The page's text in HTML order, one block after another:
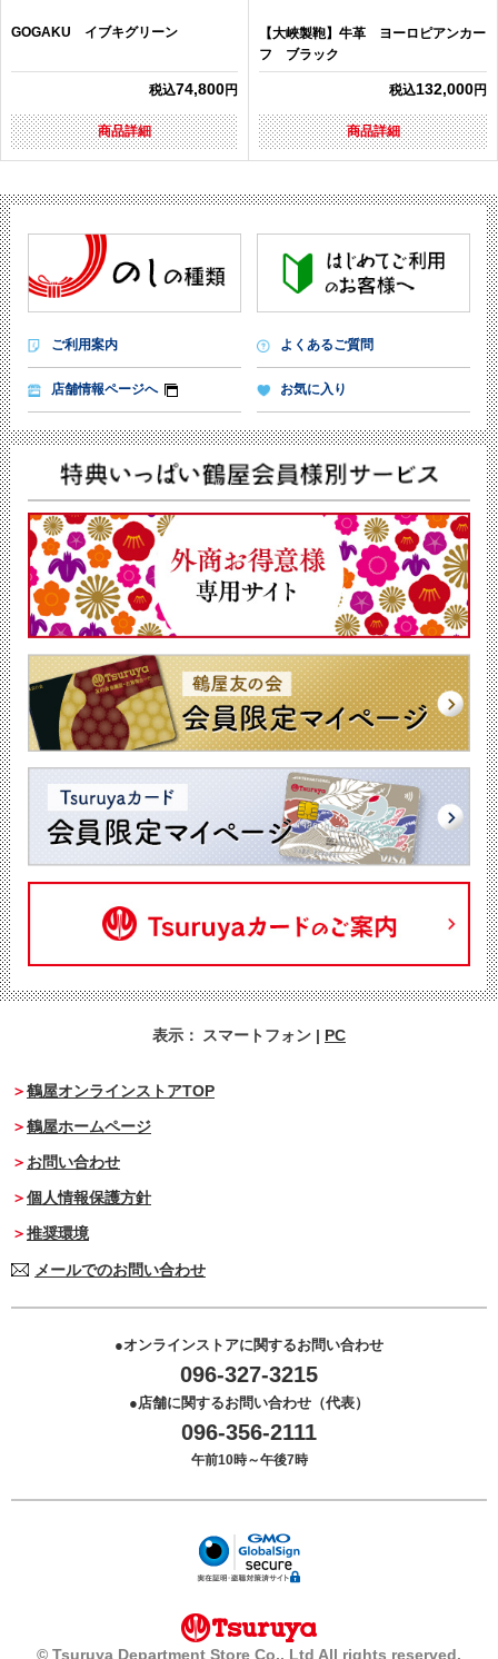
GOGAKU イブキグリーン
税込74,800円
商品詳細
【大峽製鞄】牛革 ヨーロピアンカー
フ ブラック
税込132,000円
商品詳細
ご利用案内 よくあるご質問
店舗情報ページへ お気に入り
表示： スマートフォン | PC
鶴屋オンラインストアTOP
鶴屋ホームページ
お問い合わせ
個人情報保護方針
推奨環境
メールでのお問い合わせ
オンラインストアに関するお問い合わせ
096-327-3215
店舗に関するお問い合わせ（代表）
096-356-2111
午前10時～午後7時
© Tsuruya Department Store Co., Ltd All rights reserved.